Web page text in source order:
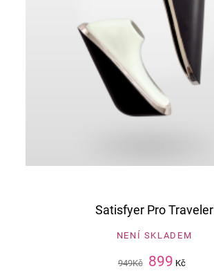
Satisfyer Pro Traveler
NENÍ SKLADEM
949Kč 899 Kč